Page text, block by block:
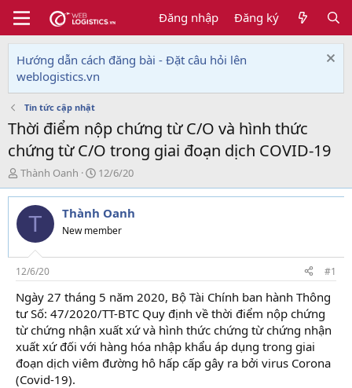
Đăng nhập Đăng ký
Hướng dẫn cách đăng bài - Đặt câu hỏi lên
weblogistics.vn
Tin tức cập nhật
Thời điểm nộp chứng từ C/O và hình thức
chứng từ C/O trong giai đoạn dịch COVID-19
T
h
r
e
d
s
t
a
r
t
e
r
Thành Oanh
N
g
à
y
g
i
12/6/20
T Thành Oanh
New member
12/6/20 #1
Ngày 27 tháng 5 năm 2020, Bộ Tài Chính ban hành Thông
tư Số: 47/2020/TT-BTC Quy định về thời điểm nộp chứng
từ chứng nhận xuất xứ và hình thức chứng từ chứng nhận
xuất xứ đối với hàng hóa nhập khẩu áp dụng trong giai
đoạn dịch viêm đường hô hấp cấp gây ra bởi virus Corona
(Covid-19).